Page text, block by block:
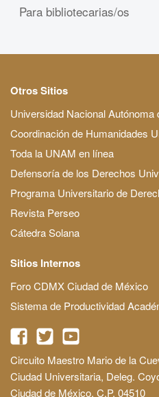
Para bibliotecarias/os
Otros Sitios
Universidad Nacional Autónoma
Coordinación de Humanidades
Toda la UNAM en línea
Defensoría de los Derechos
Programa Universitario de
Revista Perseo
Cátedra Solana
Sitios Internos
Foro CDMX Ciudad de México
Sistema de Productividad
Circuito Maestro Mario de la
Ciudad Universitaria, Deleg.
Ciudad de México, C.P. 04510